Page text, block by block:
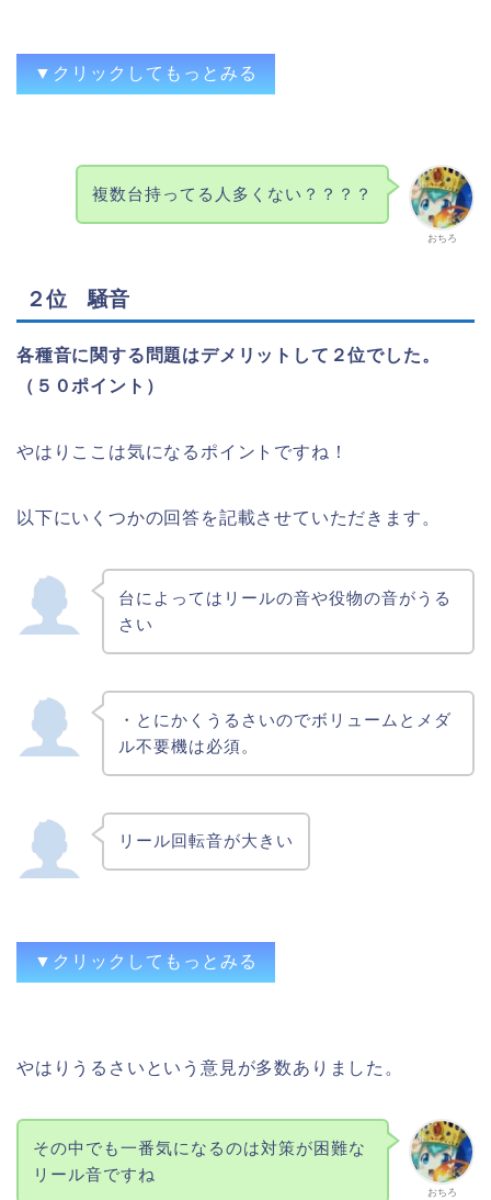
▼クリックしてもっとみる
多ければ多いほど邪魔w
増殖するから場所を取る
置き場所、一台買うとどんどん増える
配送問題の影響で手軽に購入して手軽に売
ないか心配。
置き場にこまったりする。
所。
騒音があるので回せる時間が限られる飽き
スペースとリール、役物の騒音だな
うるさい。邪魔。要らなくなった時の処分
に困る。
系は……複数所持するとどうしてもスペー
スに困ります
おちろ
複数台持ってる人多くない？？？？
２位 騒音
各種音に関する問題はデメリットして２位でした。
（５０ポイント）
やはりここは気になるポイントですね！
以下にいくつかの回答を記載させていただきます。
台によってはリールの音や役物の音がうる
さい
・とにかくうるさいのでボリュームとメダ
ル不要機は必須。
リール回転音が大きい
▼クリックしてもっとみる
うるさい
メーカーによってはリール音等が煩い事。
住んでる環境によっては、迫力のある音量
を出して遊戯する事が難しい事。
やはりうるさいという意見が多数ありました。
おちろ
その中でも一番気になるのは対策が困難な
リール音ですね